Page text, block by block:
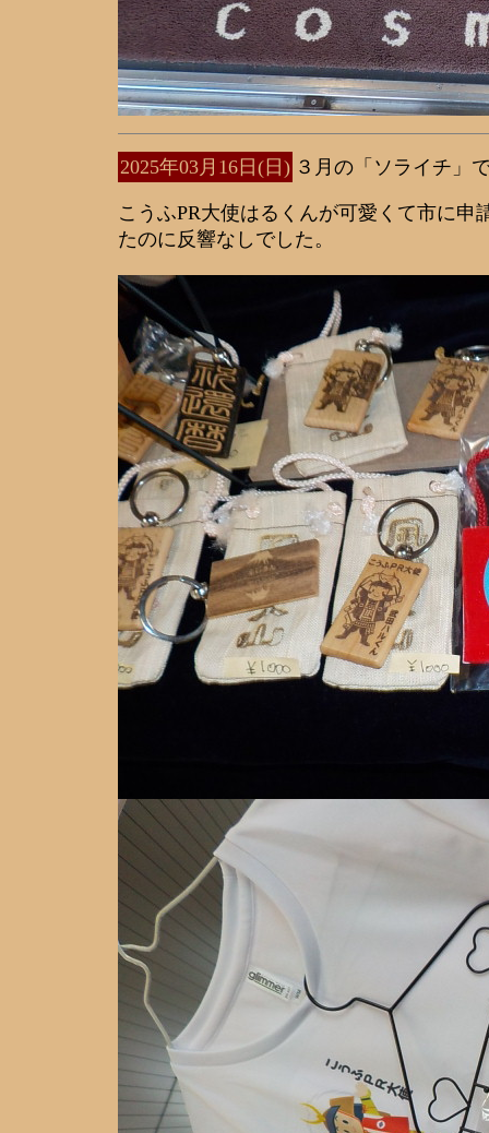
2025年03月16日(日) ３月の「ソライチ」
こうふPR大使はるくんが可愛くて市に
たのに反響なしでした。